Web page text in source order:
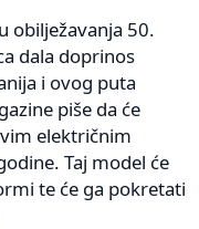
obilježavanja 50.
dala doprinos
i ovog puta
piše da će
električnim
Taj model će
te će ga pokretati